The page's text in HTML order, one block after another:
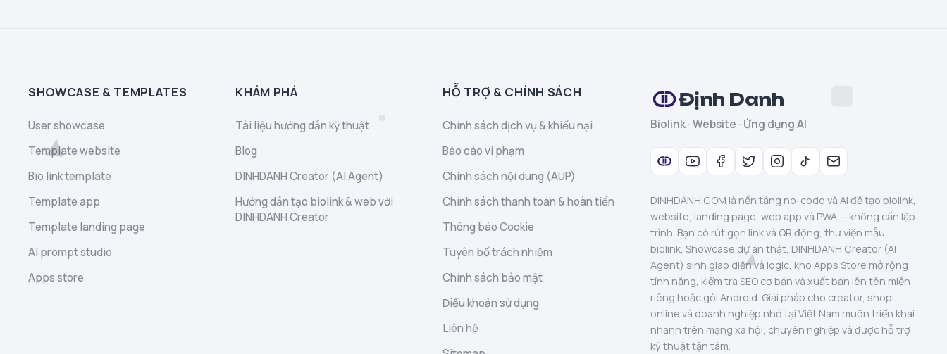
SHOWCASE & TEMPLATES
User showcase
Template website
Bio link template
Template app
Template landing page
AI prompt studio
Apps store
KHÁM PHÁ
Tài liệu hướng dẫn kỹ thuật
Blog
DINHDANH Creator (AI Agent)
Hướng dẫn tạo biolink & web với
DINHDANH Creator
HỖ TRỢ & CHÍNH SÁCH
Chính sách dịch vụ & khiếu nại
Báo cáo vi phạm
Chính sách nội dung (AUP)
Chính sách thanh toán & hoàn tiền
Thông báo Cookie
Tuyên bố trách nhiệm
Chính sách bảo mật
Điều khoản sử dụng
Liên hệ
Định Danh
Biolink · Website · Ứng dụng AI
DINHDANH.COM là nền tảng no-code và AI để tạo biolink,
website, landing page, web app và PWA — không cần lập
trình. Bạn có rút gọn link và QR động, thư viện mẫu
biolink, Showcase dự án thật, DINHDANH Creator (AI
Agent) sinh giao diện và logic, kho Apps Store mở rộng
tính năng, kiểm tra SEO cơ bản và xuất bản lên tên miền
riêng hoặc gói Android. Giải pháp cho creator, shop
online và doanh nghiệp nhỏ tại Việt Nam muốn triển khai
nhanh trên mạng xã hội, chuyên nghiệp và được hỗ trợ
kỹ thuật tận tâm.